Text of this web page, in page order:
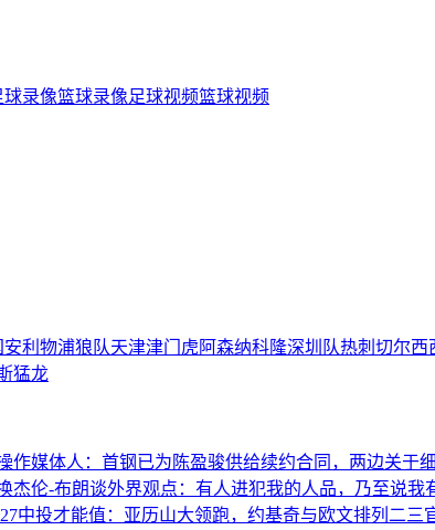
球录像篮球录像足球视频篮球视频
安利物浦狼队天津津门虎 阿森纳科隆深圳队热刺 切尔西
猛龙
作媒体人：首钢已为陈盈骏供给续约合同，两边关于
杰伦-布朗谈外界观点：有人进犯我的人品，乃至说我
中投才能值：亚历山大领跑，约基奇与欧文排列二三